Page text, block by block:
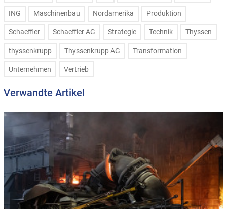
ING Maschinenbau Nordamerika Produktion
Schaeffler Schaeffler AG Strategie Technik Thyssen
thyssenkrupp Thyssenkrupp AG Transformation
Unternehmen Vertrieb
Verwandte Artikel